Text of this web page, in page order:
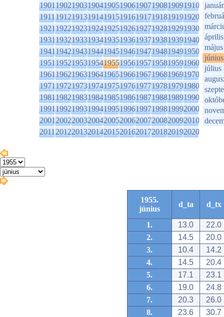
1901190219031904190519061907190819091910
1911191219131914191519161917191819191920
1921192219231924192519261927192819291930
1931193219331934193519361937193819391940
1941194219431944194519461947194819491950
1951195219531954195519561957195819591960
1961196219631964196519661967196819691970
1971197219731974197519761977197819791980
1981198219831984198519861987198819891990
1991199219931994199519961997199819992000
2001200220032004200520062007200820092010
2011201220132014201520162017201820192020
január
április
május
június
július
1955.
június
d_ta d_tx
1. 13.0
22.0
2.
14.5
20.0
3.
10.4
14.2
4.
14.5
20.4
5.
17.1
23.1
6.
19.0
24.8
7.
20.3
26.0
8.
23.6
30.7